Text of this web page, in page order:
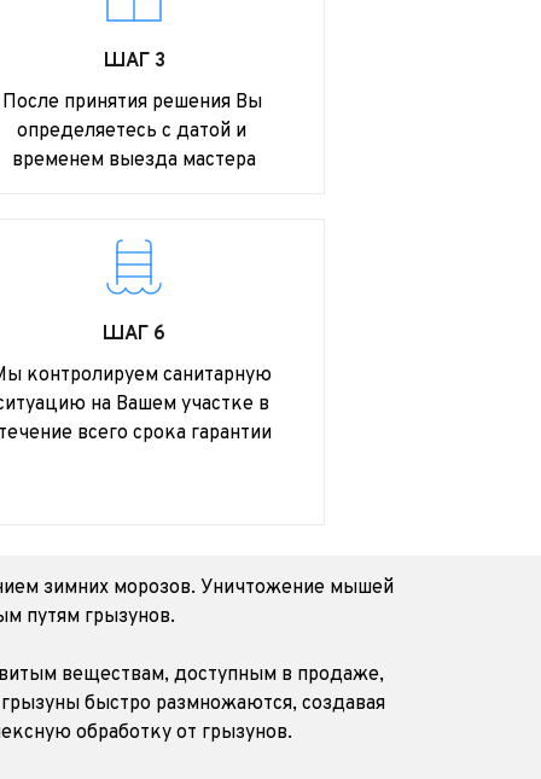
ШАГ 3
После принятия решения Вы
определяетесь с датой и
временем выезда мастера
ШАГ 6
контролируем санитарную
на Вашем участке в
течение всего срока гарантии
зимних морозов. Уничтожение мышей
путям грызунов.
веществам, доступным в продаже,
быстро размножаются, создавая
обработку от грызунов.